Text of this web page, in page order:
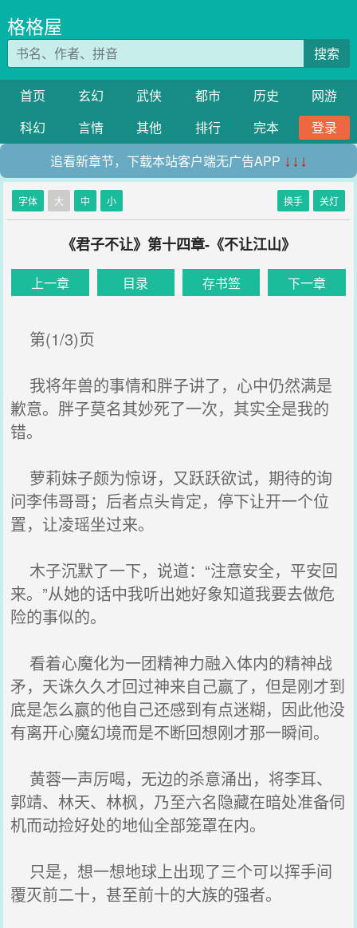
格格屋
搜索
首页 玄幻 武侠 都市 历史
网游
科幻
言情 其他 排行 完本
登录
追看新章节，下载本站客户端无广告APP ↓↓↓
字体 大 中 小 换手 关灯
《君子不让》第十四章-《不让江山》
上一章 目录 存书签 下一章
第(1/3)页
我将年兽的事情和胖子讲了，心中仍然满是
歉意。胖子莫名其妙死了一次，其实全是我的
错。
萝莉妹子颇为惊讶，又跃跃欲试，期待的询
问李伟哥哥；后者点头肯定，停下让开一个位
置，让凌瑶坐过来。
木子沉默了一下，说道：“注意安全，平安回
来。”从她的话中我听出她好象知道我要去做危
险的事似的。
看着心魔化为一团精神力融入体内的精神战
矛，天诛久久才回过神来自己赢了，但是刚才到
底是怎么赢的他自己还感到有点迷糊，因此他没
有离开心魔幻境而是不断回想刚才那一瞬间。
黄蓉一声厉喝，无边的杀意涌出，将李耳、
郭靖、林天、林枫，乃至六名隐藏在暗处准备伺
机而动捡好处的地仙全部笼罩在内。
只是，想一想地球上出现了三个可以挥手间
覆灭前二十，甚至前十的大族的强者。